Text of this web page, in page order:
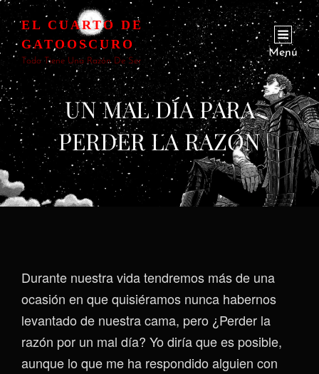
EL CUARTO DE
GATOOSCURO
Todo Tiene Una Razón De Ser
Menú
UN MAL DÍA PARA
PERDER LA RAZÓN
Durante nuestra vida tendremos más de una
ocasión en que quisiéramos nunca habernos
levantado de nuestra cama, pero ¿Perder la
razón por un mal día? Yo diría que es posible,
aunque lo que me ha respondido alguien con